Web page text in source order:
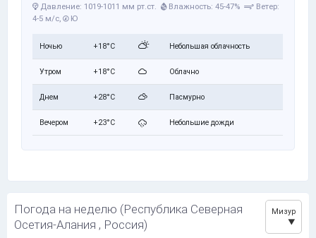
Давление: 1019-1011 мм рт.ст. Влажность: 45-47%
Ветер:
4-5 м/с, Ю
Ночью +18°C Небольшая облачность
Утром +18°C Облачно
Днем +28°C Пасмурно
Вечером +23°C Небольшие дожди
Погода на неделю (Республика Северная
Осетия-Алания , Россия)
Мизур